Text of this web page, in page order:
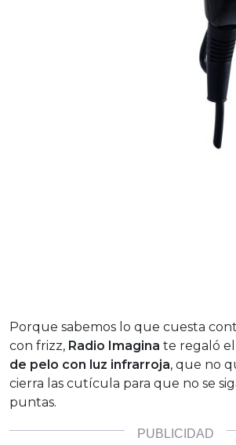
Porque sabemos lo que cuesta
con frizz, Radio Imagina te regaló
de pelo con luz infrarroja, que no
cierra las cutícula para que no se
puntas.